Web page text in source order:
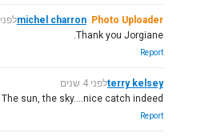
michel charron Photo Uploader
לפני 4
Thank you Jorgiane.
Report
terry kelseyלפני 4 שנים
sun, the sky....nice catch indeed.
Report